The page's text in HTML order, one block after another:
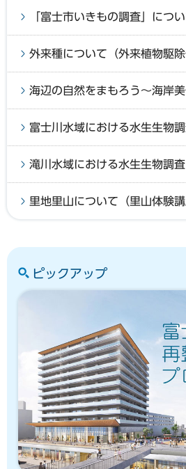
「富士市いきもの調査」につ
外来種について（外来植物駆除
海辺の自然をまもろう～海岸
富士川水域における水生生物
滝川水域における水生生物調
里地里山について（里山体験講
ピックアップ